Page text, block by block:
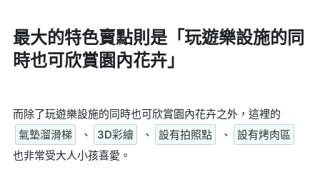
最大的特色賣點則是「玩遊樂設施的同
時也可欣賞園內花卉」
而除了玩遊樂設施的同時也可欣賞園內花卉之外，這裡的
氣墊溜滑梯
、 3D彩繪 、 設有拍照點 、
設有烤肉區
也非常受大人小孩喜愛。